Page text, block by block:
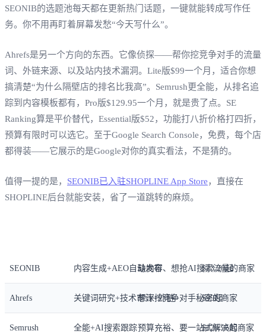
SEONIB的选题池每天都在更新热门话题，一键就能转成写作任
务。你不用再盯着屏幕发愁“今天写什么”。
Ahrefs是另一个方向的东西。它像侦探——帮你挖竞争对手的流量
词、外链来源、以及站内技术漏洞。Lite版$99一个月，适合你想
搞清楚“为什么隔壁店的排名比我高”。Semrush更全能，从排名追
踪到内容模板都有，Pro版$129.95一个月，就是贵了点。SE
Ranking算是平价替代，Essential版$52，功能打八折价格打四折，
预算有限时可以选它。至于Google Search Console，免费，每个店
都得装——它展示的是Google对你的真实看法，不是猜的。
值得一提的是， SEONIB已入驻SHOPLINE App Store，直接在
SHOPLINE后台就能安装，省了一道跳转的麻烦。
SEONIB 内容生成+AEO自动发布缺内容、想抢AI搜索流量的商家
$23.20起
Ahrefs 关键词研究+技术审计+外链想深挖竞争对手秘密的商家
$99起
Semrush 全能+AI搜索跟踪预算充裕、要一站式解决的商家
$129.95起